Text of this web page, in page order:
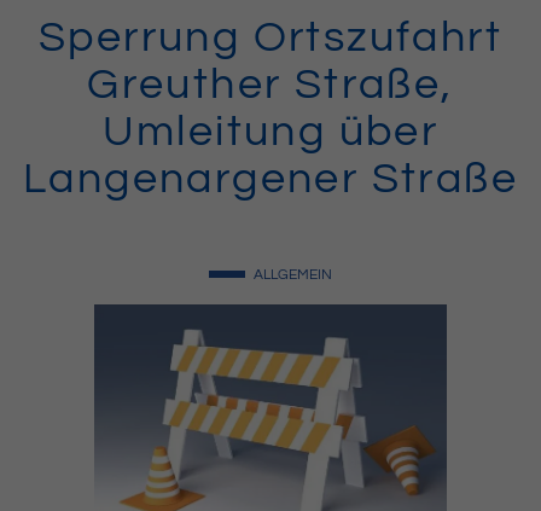
Sperrung Ortszufahrt
Greuther Straße,
Umleitung über
Langenargener Straße
ALLGEMEIN